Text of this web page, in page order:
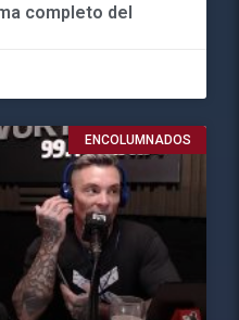
completo del
ENCOLUMNADOS